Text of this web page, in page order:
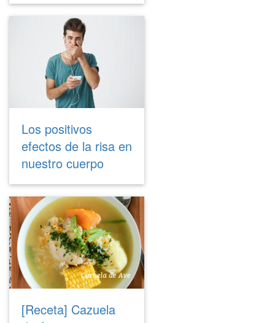
Los positivos
efectos de la risa en
nuestro cuerpo
[Receta] Cazuela